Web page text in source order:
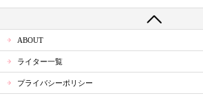
ABOUT
ライター一覧
プライバシーポリシー